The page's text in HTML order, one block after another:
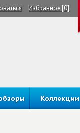
Избранное [0]
Коллекции